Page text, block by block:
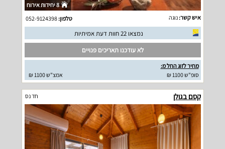
8 יחידות אירוח
איש קשר:נוגה טלפון:052-9124398
נמצאו 22 חוות דעת אמיתיות
לא עודכנו תאריכים פנויים
מחיר לזוג החל מ:
סופ"ש 1100 ₪
אמצ"ש 1100 ₪
קסם בגולן חד נס